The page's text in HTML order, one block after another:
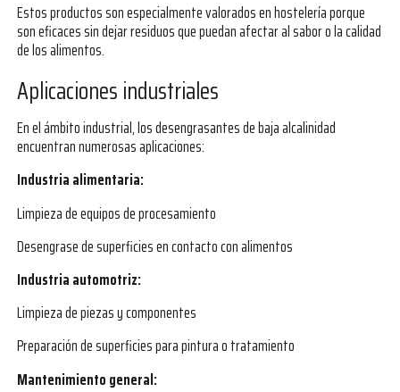
Estos productos son especialmente valorados en hostelería porque
son eficaces sin dejar residuos que puedan afectar al sabor o la calidad
de los alimentos.
Aplicaciones industriales
En el ámbito industrial, los desengrasantes de baja alcalinidad
encuentran numerosas aplicaciones:
Industria alimentaria:
Limpieza de equipos de procesamiento
Desengrase de superficies en contacto con alimentos
Industria automotriz:
Limpieza de piezas y componentes
Preparación de superficies para pintura o tratamiento
Mantenimiento general: